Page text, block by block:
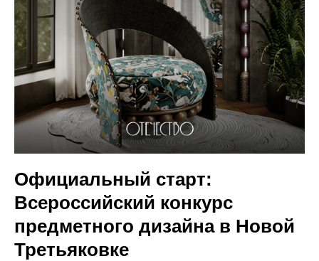
Официальный старт:
Всероссийский конкурс
предметного дизайна в Новой
Третьяковке